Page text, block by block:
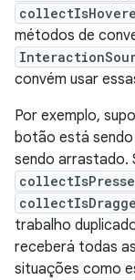
métodos de
convém usar
Por exemplo,
botão está
sendo arrastado.
trabalho
receberá todas
situações como